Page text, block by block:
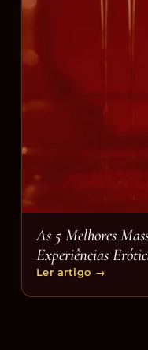
As 5 Melhores
Experiências
Ler artigo →